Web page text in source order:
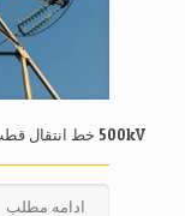
500kV خط انتقال قطب-برج تحت موج کامل ضربه رعد و برق
ادامه مطلب